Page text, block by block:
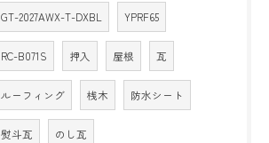
GT-2027AWX-T-DXBL YPRF65
RC-B071S 押入 屋根 瓦
ルーフィング 桟木 防水シート
熨斗瓦 のし瓦